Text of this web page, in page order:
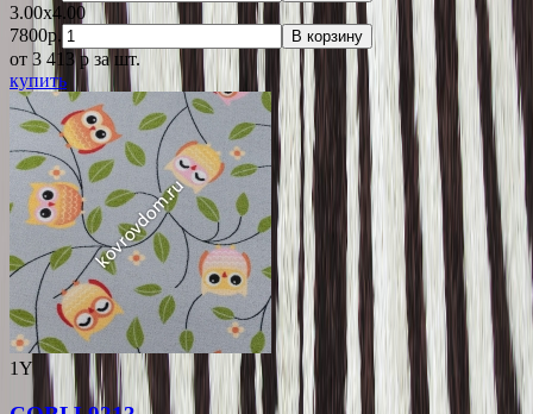
3.00x4.00
7800р.
В корзину
от 3 413 p за шт.
купить
1Y